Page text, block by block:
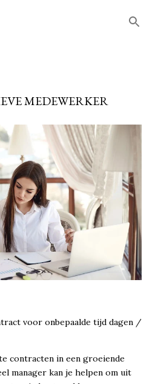
MEDEWERKER
voor onbepaalde tijd dagen /
contracten in een groeiende
manager kan je helpen om uit